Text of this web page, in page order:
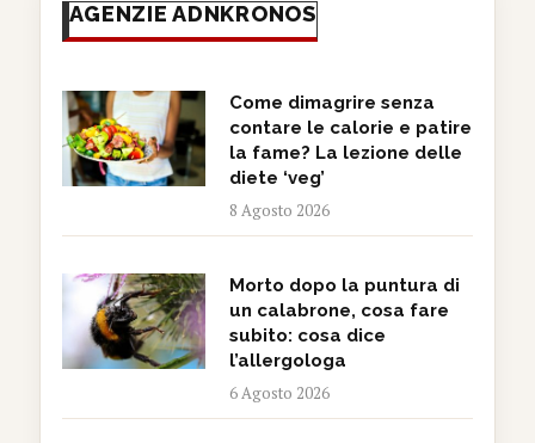
AGENZIE ADNKRONOS
Come dimagrire senza
contare le calorie e patire
la fame? La lezione delle
diete ‘veg’
8 Agosto 2026
Morto dopo la puntura di
un calabrone, cosa fare
subito: cosa dice
l’allergologa
6 Agosto 2026